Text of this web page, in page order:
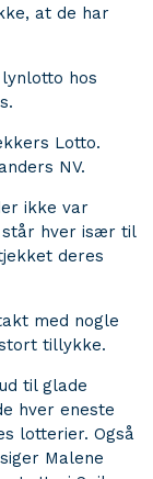
at de har
hos
Lotto.
NV.
ikke var
står hver især til
deres
med nogle
tillykke.
til glade
hver eneste
lotterier. Også
Malene